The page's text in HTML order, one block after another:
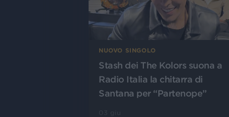
NUOVO SINGOLO
Stash dei The Kolors suona a
Radio Italia la chitarra di
Santana per “Partenope”